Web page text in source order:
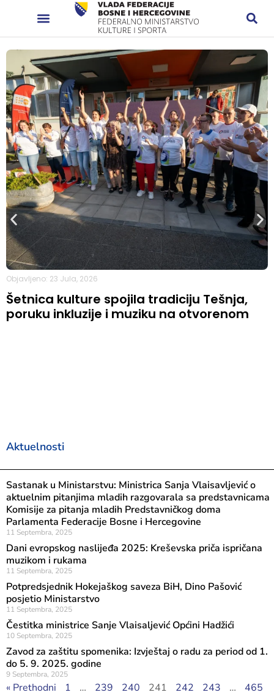
Objavljeno: 23 Jula, 2026
Šetnica kulture spojila tradiciju Tešnja,
poruku inkluzije i muziku na otvorenom
Aktuelnosti
Sastanak u Ministarstvu: Ministrica Sanja Vlaisavljević o
aktuelnim pitanjima mladih razgovarala sa predstavnicama
Komisije za pitanja mladih Predstavničkog doma
Parlamenta Federacije Bosne i Hercegovine
11 Septembra, 2025
Dani evropskog naslijeđa 2025: Kreševska priča ispričana
muzikom i rukama
11 Septembra, 2025
Potpredsjednik Hokejaškog saveza BiH, Dino Pašović
posjetio Ministarstvo
11 Septembra, 2025
Čestitka ministrice Sanje Vlaisaljević Općini Hadžići
10 Septembra, 2025
Zavod za zaštitu spomenika: Izvještaj o radu za period od 1.
do 5. 9. 2025. godine
9 Septembra, 2025
« Prethodni 1 … 239 240 241 242 243 …
465